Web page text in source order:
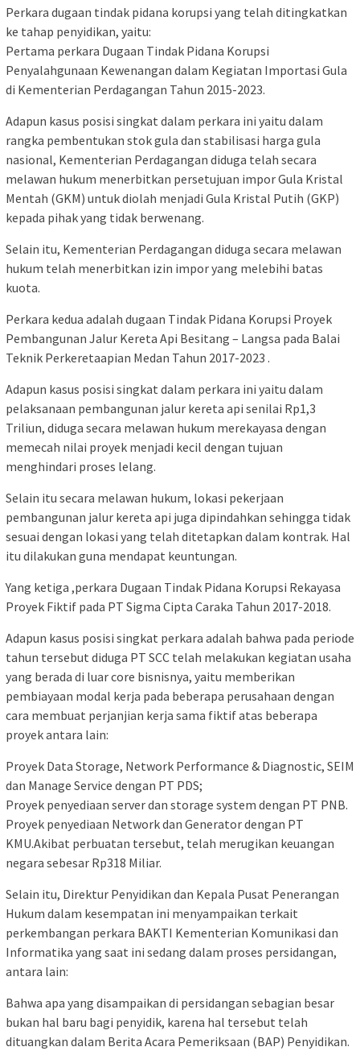
Perkara dugaan tindak pidana korupsi yang telah ditingkatkan
ke tahap penyidikan, yaitu:
Pertama perkara Dugaan Tindak Pidana Korupsi
Penyalahgunaan Kewenangan dalam Kegiatan Importasi Gula
di Kementerian Perdagangan Tahun 2015-2023.
Adapun kasus posisi singkat dalam perkara ini yaitu dalam
rangka pembentukan stok gula dan stabilisasi harga gula
nasional, Kementerian Perdagangan diduga telah secara
melawan hukum menerbitkan persetujuan impor Gula Kristal
Mentah (GKM) untuk diolah menjadi Gula Kristal Putih (GKP)
kepada pihak yang tidak berwenang.
Selain itu, Kementerian Perdagangan diduga secara melawan
hukum telah menerbitkan izin impor yang melebihi batas
kuota.
Perkara kedua adalah dugaan Tindak Pidana Korupsi Proyek
Pembangunan Jalur Kereta Api Besitang – Langsa pada Balai
Teknik Perkeretaapian Medan Tahun 2017-2023 .
Adapun kasus posisi singkat dalam perkara ini yaitu dalam
pelaksanaan pembangunan jalur kereta api senilai Rp1,3
Triliun, diduga secara melawan hukum merekayasa dengan
memecah nilai proyek menjadi kecil dengan tujuan
menghindari proses lelang.
Selain itu secara melawan hukum, lokasi pekerjaan
pembangunan jalur kereta api juga dipindahkan sehingga tidak
sesuai dengan lokasi yang telah ditetapkan dalam kontrak. Hal
itu dilakukan guna mendapat keuntungan.
Yang ketiga ,perkara Dugaan Tindak Pidana Korupsi Rekayasa
Proyek Fiktif pada PT Sigma Cipta Caraka Tahun 2017-2018.
Adapun kasus posisi singkat perkara adalah bahwa pada periode
tahun tersebut diduga PT SCC telah melakukan kegiatan usaha
yang berada di luar core bisnisnya, yaitu memberikan
pembiayaan modal kerja pada beberapa perusahaan dengan
cara membuat perjanjian kerja sama fiktif atas beberapa
proyek antara lain:
Proyek Data Storage, Network Performance & Diagnostic, SEIM
dan Manage Service dengan PT PDS;
Proyek penyediaan server dan storage system dengan PT PNB.
Proyek penyediaan Network dan Generator dengan PT
KMU.Akibat perbuatan tersebut, telah merugikan keuangan
negara sebesar Rp318 Miliar.
Selain itu, Direktur Penyidikan dan Kepala Pusat Penerangan
Hukum dalam kesempatan ini menyampaikan terkait
perkembangan perkara BAKTI Kementerian Komunikasi dan
Informatika yang saat ini sedang dalam proses persidangan,
antara lain:
Bahwa apa yang disampaikan di persidangan sebagian besar
bukan hal baru bagi penyidik, karena hal tersebut telah
dituangkan dalam Berita Acara Pemeriksaan (BAP) Penyidikan.